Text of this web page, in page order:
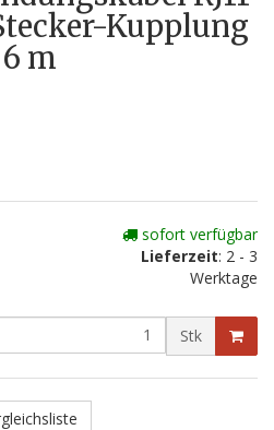
Kupplung
6 m
sofort verfügbar
Lieferzeit: 2 - 3
Werktage
Stk